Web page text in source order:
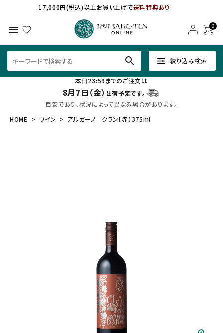
17,000円(税込)以上お買い上げで送料特典あり
menu 0
絞り込み検索
search
本日23:59までのご注文は
8月7日（金） 出荷予定です。
目安であり、状況によって異なる場合があります。
HOME
ワイン アルガーノ クラン【赤】375ml